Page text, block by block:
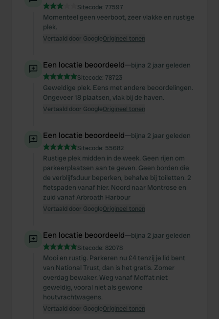
Sitecode: 77597
Momenteel geen veerboot, zeer vlakke en rustige
plek.
Vertaald door GoogleOrigineel tonen
Een locatie beoordeeld—bijna 2 jaar geleden
Sitecode: 78723
Geweldige plek. Eens met andere beoordelingen.
Ongeveer 18 plaatsen, vlak bij de haven.
Vertaald door GoogleOrigineel tonen
Een locatie beoordeeld—bijna 2 jaar geleden
Sitecode: 55682
Rustige plek midden in de week. Geen rijen om
parkeerplaatsen aan te geven. Geen borden die
de verblijfsduur beperken, behalve bij toiletten. 2
fietspaden vanaf hier. Noord naar Montrose en
zuid vanaf Arbroath Harbour
Vertaald door GoogleOrigineel tonen
Een locatie beoordeeld—bijna 2 jaar geleden
Sitecode: 82078
Mooi en rustig. Parkeren nu £4 tenzij je lid bent
van National Trust, dan is het gratis. Zomer
overdag bewaker. Weg vanaf Moffat niet
geweldig, vooral niet als gewone
houtvrachtwagens.
Vertaald door GoogleOrigineel tonen